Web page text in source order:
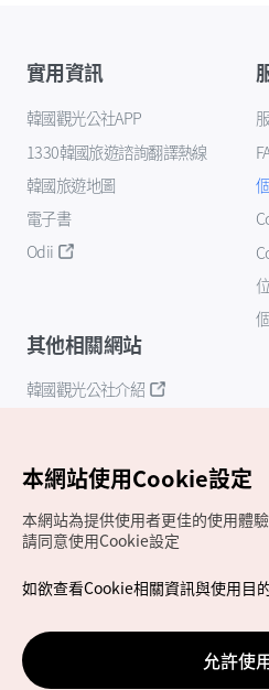
實用資訊
韓國觀光公社APP
1330韓國旅遊諮詢翻譯熱線
韓國旅遊地圖
電子書
Odii
其他相關網站
韓國觀光公社介紹
Copyrights (c) 韓國觀光公社版
如有相關疑問或建議，歡迎來
chinese_big5@knto.or.kr
本網站使用Cookie設定
本網站為提供使用者更佳的使用體
請同意使用Cookie設定
如欲查看Cookie相關資訊與使用目
允許使